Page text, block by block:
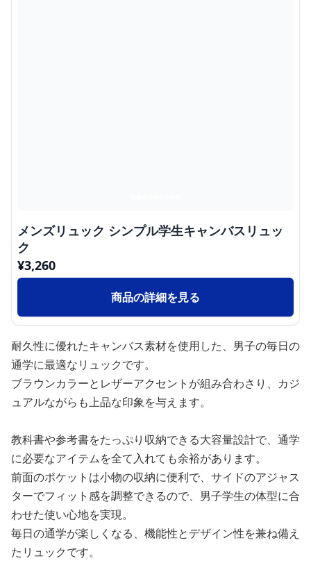
メンズリュック シンプル学生キャンバスリュッ
ク
¥3,260
商品の詳細を見る
耐久性に優れたキャンバス素材を使用した、男子の毎日の
通学に最適なリュックです。
ブラウンカラーとレザーアクセントが組み合わさり、カジ
ュアルながらも上品な印象を与えます。
教科書や参考書をたっぷり収納できる大容量設計で、通学
に必要なアイテムを全て入れても余裕があります。
前面のポケットは小物の収納に便利で、サイドのアジャス
ターでフィット感を調整できるので、男子学生の体型に合
わせた使い心地を実現。
毎日の通学が楽しくなる、機能性とデザイン性を兼ね備え
たリュックです。